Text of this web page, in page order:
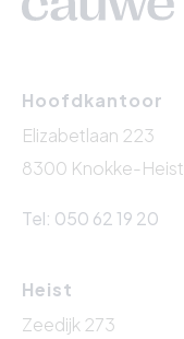
Hoofdkantoor
Elizabetlaan 223
8300 Knokke-Heist
Tel: 050 62 19 20
Heist
Zeedijk 273